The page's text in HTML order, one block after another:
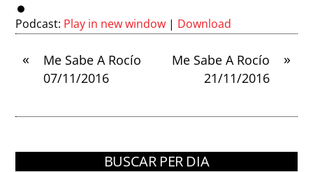
Podcast: Play in new window | Download
«
Me Sabe A Rocío
07/11/2016
»
Me Sabe A Rocío
21/11/2016
BUSCAR PER DIA